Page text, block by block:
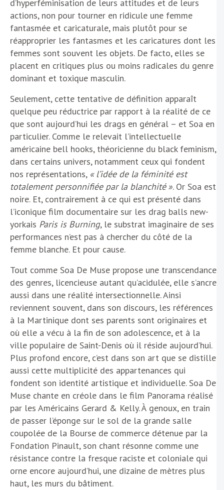
d’hyperféminisation de leurs attitudes et de leurs
actions, non pour tourner en ridicule une femme
fantasmée et caricaturale, mais plutôt pour se
réapproprier les fantasmes et les caricatures dont les
femmes sont souvent les objets. De facto, elles se
placent en critiques plus ou moins radicales du genre
dominant et toxique masculin.
Seulement, cette tentative de définition apparaît
quelque peu réductrice par rapport à la réalité de ce
que sont aujourd’hui les drags en général – et Soa en
particulier. Comme le relevait l’intellectuelle
américaine bell hooks, théoricienne du black feminism,
dans certains univers, notamment ceux qui fondent
nos représentations, « l’idée de la féminité est
totalement personnifiée par la blanchité ». Or Soa est
noire. Et, contrairement à ce qui est présenté dans
l’iconique film documentaire sur les drag balls new-
yorkais Paris is Burning, le substrat imaginaire de ses
performances n’est pas à chercher du côté de la
femme blanche. Et pour cause.
Tout comme Soa De Muse propose une transcendance
des genres, licencieuse autant qu’acidulée, elle s’ancre
aussi dans une réalité intersectionnelle. Ainsi
reviennent souvent, dans son discours, les références
à la Martinique dont ses parents sont originaires et
où elle a vécu à la fin de son adolescence, et à la
ville populaire de Saint-Denis où il réside aujourd’hui.
Plus profond encore, c’est dans son art que se distille
aussi cette multiplicité des appartenances qui
fondent son identité artistique et individuelle. Soa De
Muse chante en créole dans le film Panorama réalisé
par les Américains Gerard & Kelly. À genoux, en train
de passer l’éponge sur le sol de la grande salle
coupolée de la Bourse de commerce détenue par la
Fondation Pinault, son chant résonne comme une
résistance contre la fresque raciste et coloniale qui
orne encore aujourd’hui, une dizaine de mètres plus
haut, les murs du bâtiment.